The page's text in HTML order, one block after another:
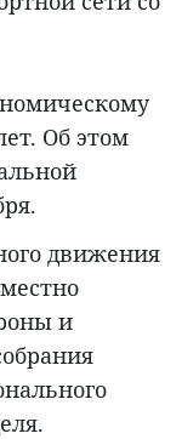
Об этом
движения
и